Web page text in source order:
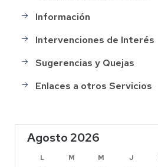
Información
Intervenciones de Interés
Sugerencias y Quejas
Enlaces a otros Servicios
Agosto 2026
L M M J